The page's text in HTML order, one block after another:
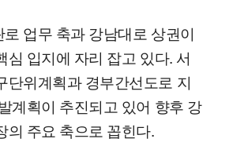
업무 축과 강남대로 상권이
심 입지에 자리 잡고 있다. 서
단위계획과 경부간선도로 지
계획이 추진되고 있어 향후 강
의 주요 축으로 꼽힌다.